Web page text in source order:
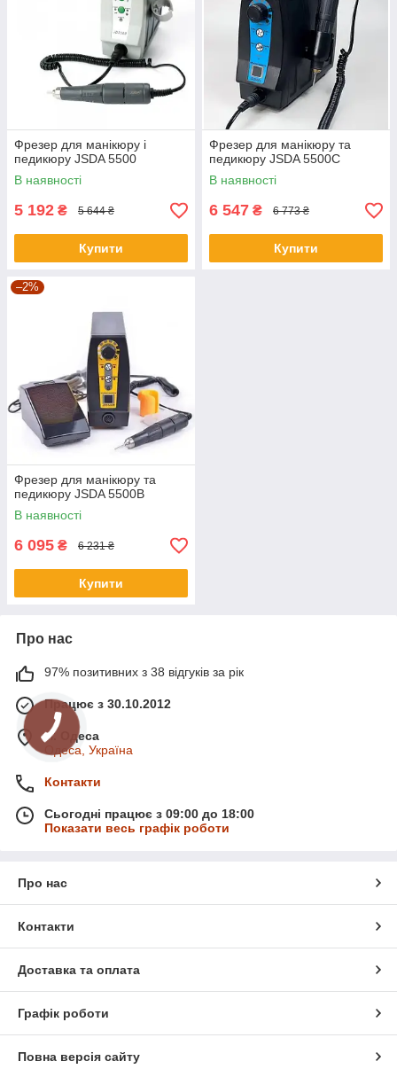
Фрезер для манікюру і
педикюру JSDA 5500
В наявності
5 192 ₴ 5 644 ₴
Купити
Фрезер для манікюру та
педикюру JSDA 5500C
В наявності
6 547 ₴ 6 773 ₴
Купити
–2%
Фрезер для манікюру та
педикюру JSDA 5500В
В наявності
6 095 ₴ 6 231 ₴
Купити
Про нас
97% позитивних з 38 відгуків за рік
Працює з 30.10.2012
м. Одеса
Одеса, Україна
Контакти
Сьогодні працює з 09:00 до 18:00
Показати весь графік роботи
Про нас
Контакти
Доставка та оплата
Графік роботи
Повна версія сайту